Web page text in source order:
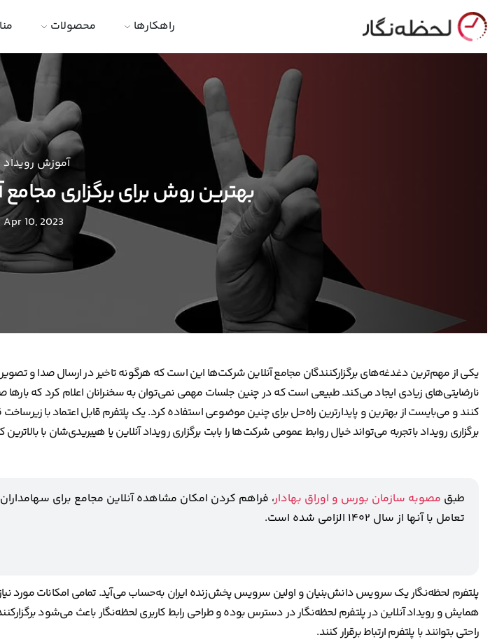
راهکارها محصولات
آموزش رویداد
بهترین روش برای برگزاری
Apr 10, 2023
یکی از مهم‌ترین دغدغه‌های برگزارکنندگان مجامع آنلاین شرکت‌ها این است که هرگونه تاخیر در ارسال صدا و
نارضایتی‌های زیادی ایجاد می‌کند. طبیعی است که در چنین جلسات مهمی نمی‌توان به سخنرانان اعلام کرد که بارها
کنند و می‌بایست از بهترین و پایدارترین راه‌حل برای چنین موضوعی استفاده کرد. یک پلتفرم قابل اعتماد با
برگزاری رویداد باتجربه می‌تواند خیال روابط عمومی شرکت‌ها را بابت برگزاری رویداد آنلاین یا هیبریدی‌شان با
طبق مصوبه سازمان بورس و اوراق بهادار، فراهم کردن امکان مشاهده آنلاین مجامع برای
تعامل با آنها از سال ۱۴۰۲ الزامی شده است.
پلتفرم لحظه‌نگار یک سرویس دانش‌بنیان و اولین سرویس پخش‌زنده ایران به‌حساب می‌آید. تمامی امکانات مورد نیاز
همایش و رویداد آنلاین در پلتفرم لحظه‌نگار در دسترس بوده و طراحی رابط کاربری لحظه‌نگار باعث می‌شود
راحتی بتوانند با پلتفرم ارتباط برقرار کنند.